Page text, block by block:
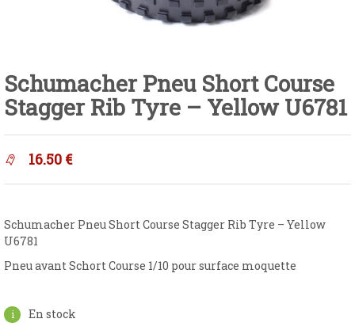
Schumacher Pneu Short Course
Stagger Rib Tyre – Yellow U6781
16.50 €
Schumacher Pneu Short Course Stagger Rib Tyre – Yellow
U6781
Pneu avant Schort Course 1/10 pour surface moquette
En stock